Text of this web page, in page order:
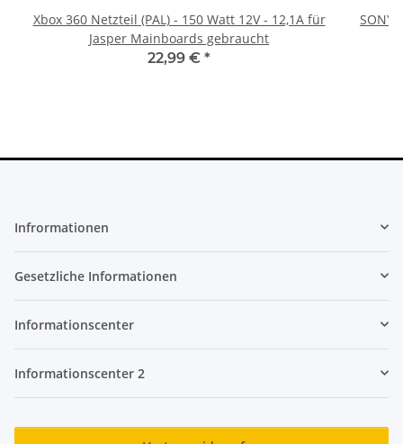
Xbox 360 Netzteil (PAL) - 150 Watt 12V - 12,1A für
Jasper Mainboards gebraucht
22,99 € *
SONY
Infrormationen
Gesetzliche Informationen
Informationscenter
Informationscenter 2